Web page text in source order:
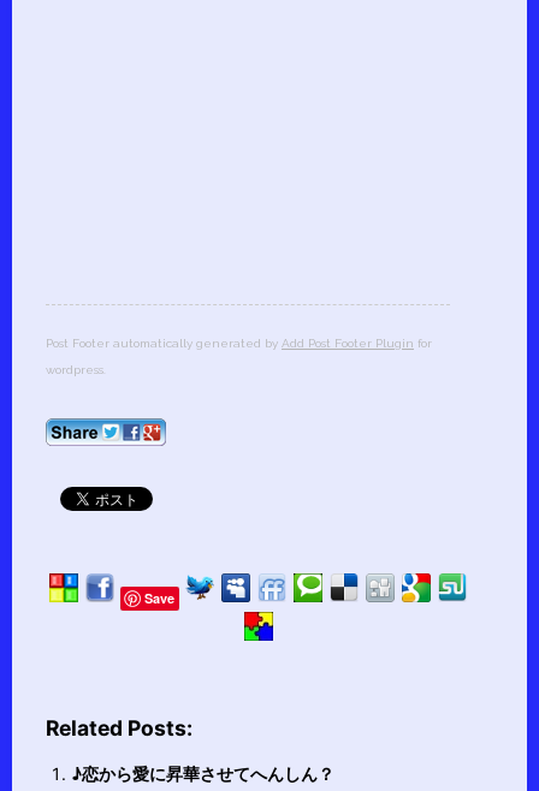
Post Footer automatically generated by Add Post Footer Plugin for
wordpress.
Save
Related Posts:
♪恋から愛に昇華させてへんしん？